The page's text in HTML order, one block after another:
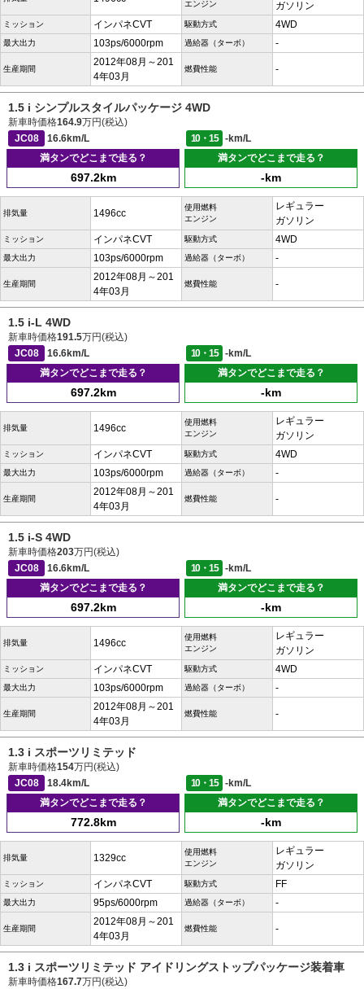
エンジン ガソリン
ミッション インパネCVT 駆動方式 4WD
最大出力 103ps/6000rpm 過給器（ターボ） -
生産期間
2012年08月～201
4年03月
燃費性能 -
1.5 i シンプルスタイルパッケージ 4WD
新車時価格164.9万円(税込)
JC08
16.6km/L 10・15
-km/L
満タンでどこまで走る？
697.2km
満タンでどこまで走る？
-km
排気量 1496cc
使用燃料
エンジン
レギュラー
ガソリン
ミッション インパネCVT 駆動方式 4WD
最大出力 103ps/6000rpm 過給器（ターボ） -
生産期間
2012年08月～201
4年03月
燃費性能 -
1.5 i-L 4WD
新車時価格191.5万円(税込)
JC08
16.6km/L 10・15
-km/L
満タンでどこまで走る？
697.2km
満タンでどこまで走る？
-km
排気量 1496cc
使用燃料
エンジン
レギュラー
ガソリン
ミッション インパネCVT 駆動方式 4WD
最大出力 103ps/6000rpm 過給器（ターボ） -
生産期間
2012年08月～201
4年03月
燃費性能 -
1.5 i-S 4WD
新車時価格203万円(税込)
JC08
16.6km/L 10・15
-km/L
満タンでどこまで走る？
697.2km
満タンでどこまで走る？
-km
排気量 1496cc
使用燃料
エンジン
レギュラー
ガソリン
ミッション インパネCVT 駆動方式 4WD
最大出力 103ps/6000rpm 過給器（ターボ） -
生産期間
2012年08月～201
4年03月
燃費性能 -
1.3 i スポーツリミテッド
新車時価格154万円(税込)
JC08
18.4km/L 10・15
-km/L
満タンでどこまで走る？
772.8km
満タンでどこまで走る？
-km
排気量 1329cc
使用燃料
エンジン
レギュラー
ガソリン
ミッション インパネCVT 駆動方式 FF
最大出力 95ps/6000rpm 過給器（ターボ） -
生産期間
2012年08月～201
4年03月
燃費性能 -
1.3 i スポーツリミテッド アイドリングストップパッケージ装着車
新車時価格167.7万円(税込)